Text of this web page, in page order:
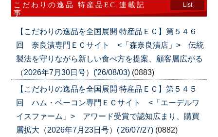
こだわりの逸品 特産品EC 連載記
事
List
【こだわりの逸品を全国展開 特産品ＥＣ】第５４６
回 奈良漬専門ＥＣサイト <「森奈良漬店」> 伝統
製法を守りながら新しい食べ方を提案、顧客層広がる
（2026年7月30日号）('26/08/03) (0883)
【こだわりの逸品を全国展開 特産品ＥＣ】第５４５
回 ハム・ベーコン専門ＥＣサイト <「エーデルワ
イスファーム」> アワード受賞で認知広まり、購買
層拡大（2026年7月23日号）('26/07/27) (0882)